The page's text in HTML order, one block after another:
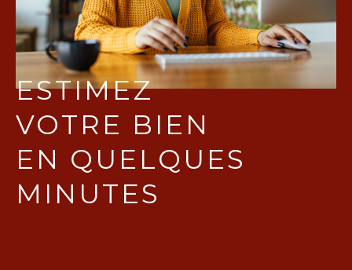
ESTIMEZ
VOTRE BIEN
EN QUELQUES
MINUTES